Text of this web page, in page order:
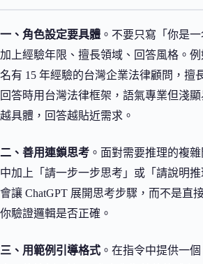
一、角色設定要具體 。不要只寫「你是
加上經驗年限、擅長領域、回答風格。
名有 15 年經驗的台灣企業法律顧問，擅
回答時用台灣法律框架，語氣專業但淺
越具體，回答越貼近需求。
二、善用連鎖思考 。面對需要推理的複
中加上「請一步一步思考」或「請說明
會讓 ChatGPT 展開思考步驟，而不是直
你驗證邏輯是否正確。
三、用範例引導格式 。在指令中提供一